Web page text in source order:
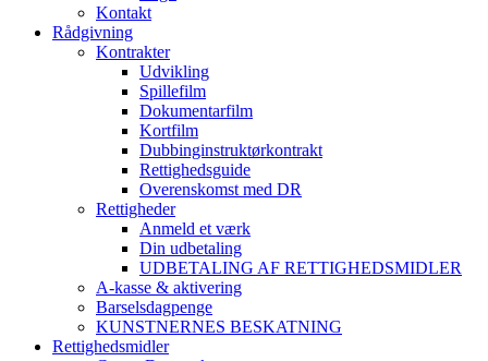
Kontakt
Rådgivning
Kontrakter
Udvikling
Spillefilm
Dokumentarfilm
Kortfilm
Dubbinginstruktørkontrakt
Rettighedsguide
Overenskomst med DR
Rettigheder
Anmeld et værk
Din udbetaling
UDBETALING AF RETTIGHEDSMIDLER
A-kasse & aktivering
Barselsdagpenge
KUNSTNERNES BESKATNING
Rettighedsmidler